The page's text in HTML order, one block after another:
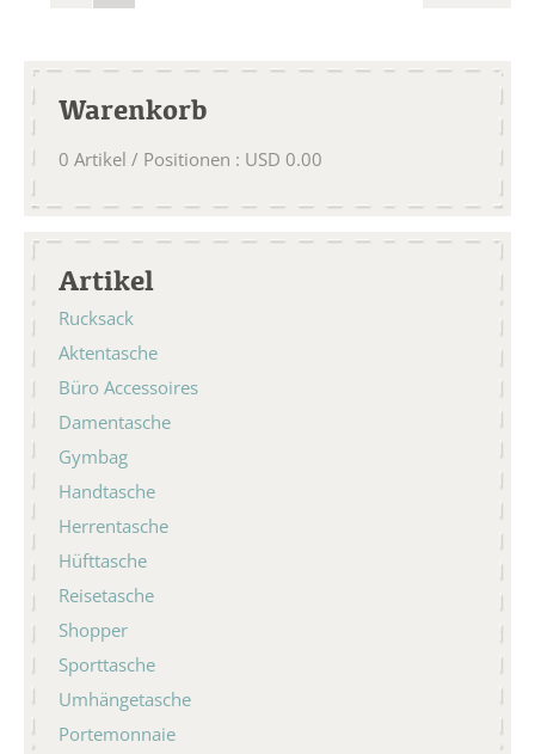
Warenkorb
0 Artikel / Positionen : USD 0.00
Artikel
Rucksack
Aktentasche
Büro Accessoires
Damentasche
Gymbag
Handtasche
Herrentasche
Hüfttasche
Reisetasche
Shopper
Sporttasche
Umhängetasche
Portemonnaie